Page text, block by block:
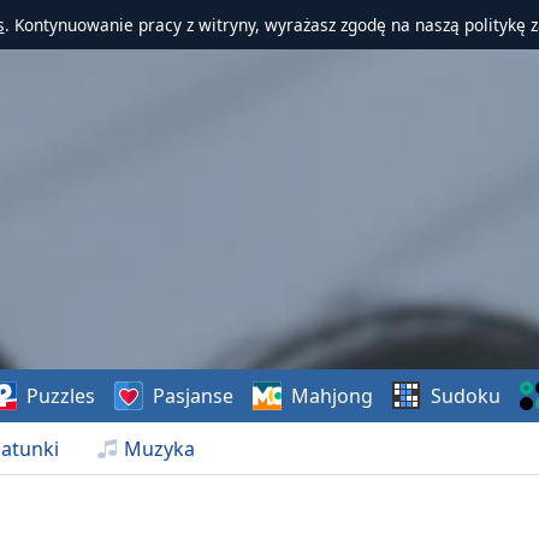
. Kontynuowanie pracy z witryny, wyrażasz zgodę na naszą politykę
Muzyka
Puzzles Pasjanse Mahjong Sudoku